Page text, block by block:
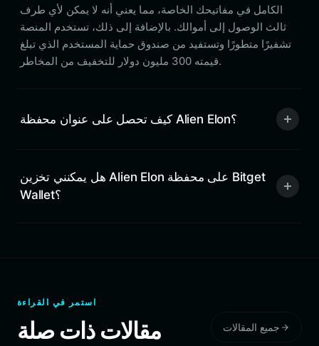
الكامل في مفاتيحك الخاصة، مما يعني أنه لا يمكن لأي طرف
ثالث الوصول إلى أموالك. بالإضافة إلى ذلك، تستخدم المنصة
تشفيرًا متطورًا وتستفيد من صندوق حماية المستخدم الذي تبلغ
قيمته 300 مليون دولار للتخفيف من المخاطر.
كيف تحصل على عنوان محفظة Alien Elon؟
هل يمكنني تخزين Alien Elon على محفظة Bitget
Wallet؟
استمر في القراءة
مقالات ذات صلة جميع المقالات